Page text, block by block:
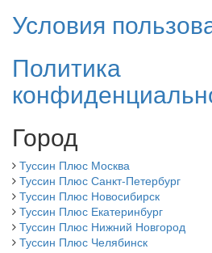
Условия
Политика
Город
Туссин Плюс Москва
Туссин Плюс Санкт-Петербург
Туссин Плюс Новосибирск
Туссин Плюс Екатеринбург
Туссин Плюс Нижний Новгород
Туссин Плюс Челябинск